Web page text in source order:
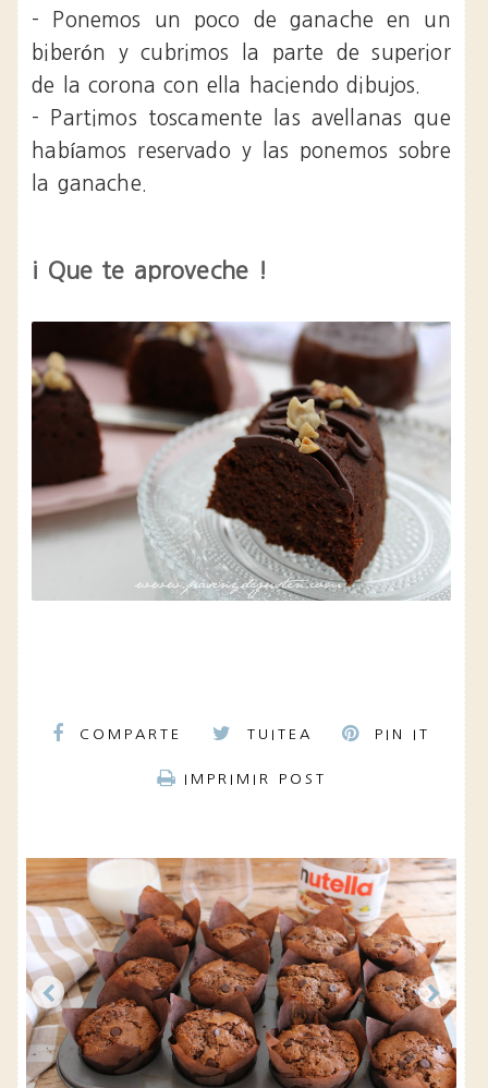
- Ponemos un poco de ganache en un
biberón y cubrimos la parte de superior
de la corona con ella haciendo dibujos.
- Partimos toscamente las avellanas que
habíamos reservado y las ponemos sobre
la ganache.
¡ Que te aproveche !
COMPARTE TUITEA PIN IT
IMPRIMIR POST